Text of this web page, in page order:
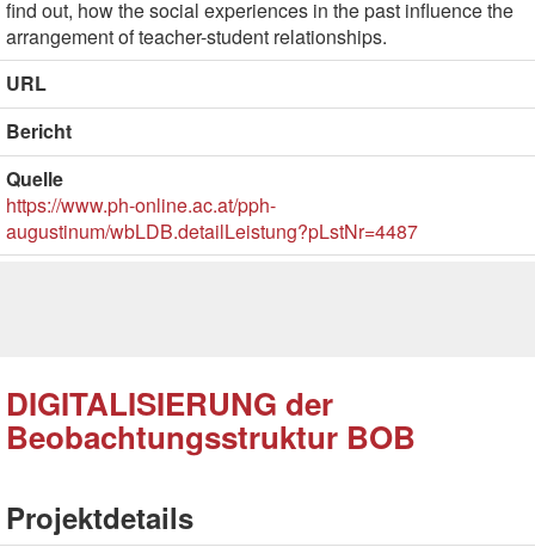
find out, how the social experiences in the past influence the
arrangement of teacher-student relationships.
URL
Bericht
Quelle
https://www.ph-online.ac.at/pph-
augustinum/wbLDB.detailLeistung?pLstNr=4487
DIGITALISIERUNG der
Beobachtungsstruktur BOB
Projektdetails